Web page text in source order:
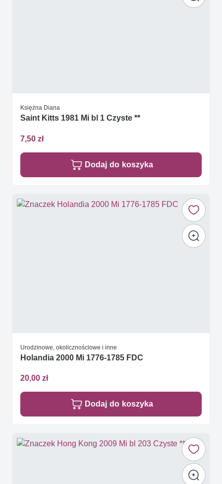
Księżna Diana
Saint Kitts 1981 Mi bl 1 Czyste **
7,50 zł
Dodaj do koszyka
Urodzinowe, okolicznościowe i inne
Holandia 2000 Mi 1776-1785 FDC
20,00 zł
Dodaj do koszyka